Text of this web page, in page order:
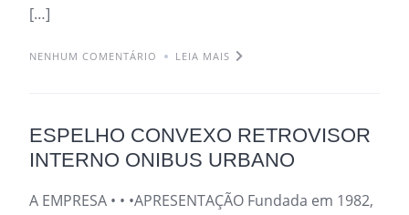
[…]
NENHUM COMENTÁRIO LEIA MAIS
ESPELHO CONVEXO RETROVISOR
INTERNO ONIBUS URBANO
A EMPRESA • • •APRESENTAÇÃO Fundada em 1982,